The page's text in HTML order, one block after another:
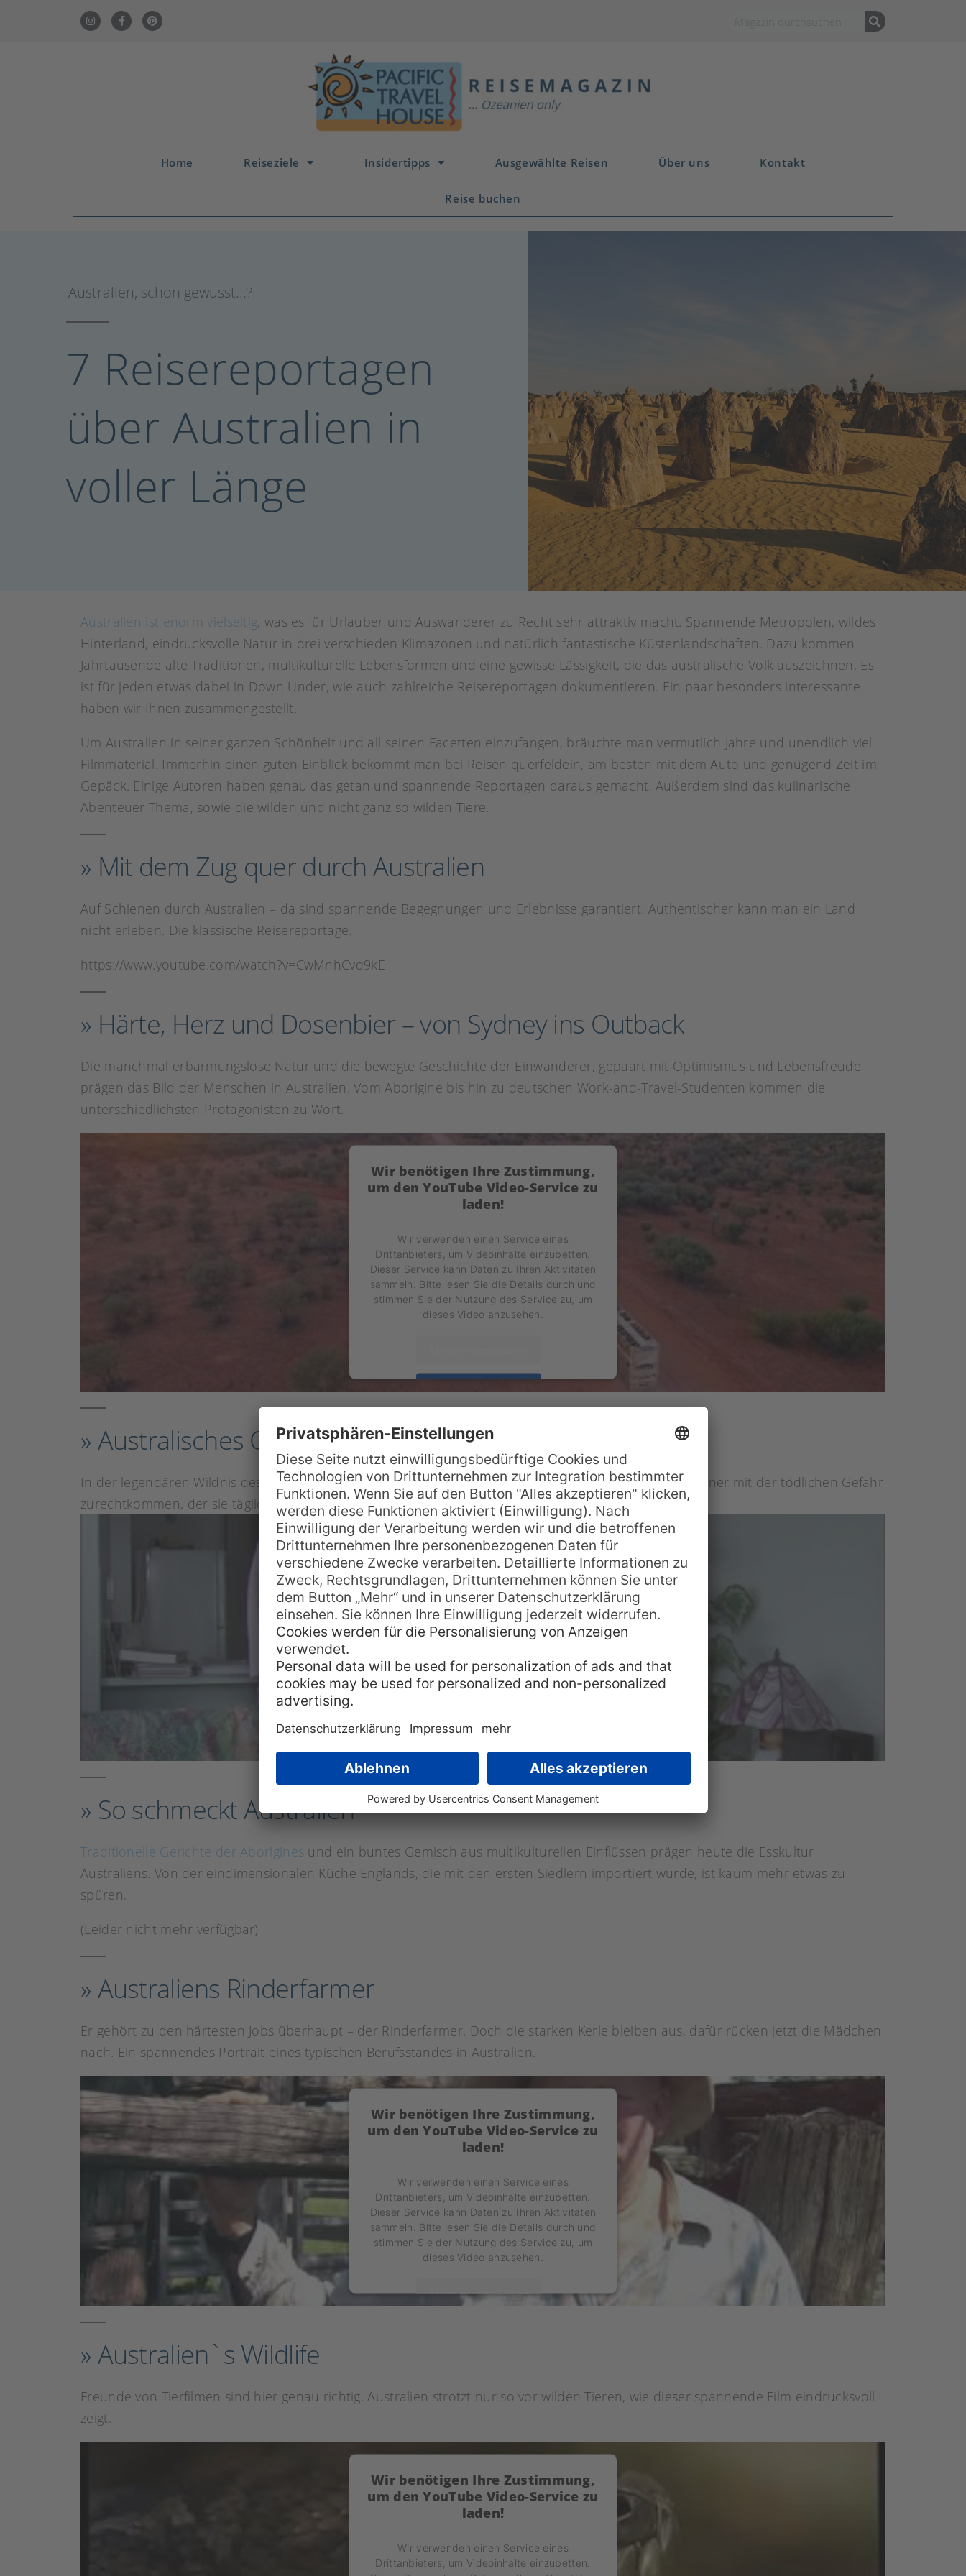
Home Reiseziele Insidertipps Ausgewählte Reisen Über uns Kontakt
Reise buchen
Australien, schon gewusst...?
7 Reisereportagen
über Australien in
voller Länge
Australien ist enorm vielseitig, was es für Urlauber und Auswanderer zu Recht sehr attraktiv macht. Spannende Metropolen, wildes
Hinterland, eindrucksvolle Natur in drei verschieden Klimazonen und natürlich fantastische Küstenlandschaften. Dazu kommen
Jahrtausende alte Traditionen, multikulturelle Lebensformen und eine gewisse Lässigkeit, die das australische Volk auszeichnen. Es
ist für jeden etwas dabei in Down Under, wie auch zahlreiche Reisereportagen dokumentieren. Ein paar besonders interessante
haben wir Ihnen zusammengestellt.
Um Australien in seiner ganzen Schönheit und all seinen Facetten einzufangen, bräuchte man vermutlich Jahre und unendlich viel
Filmmaterial. Immerhin einen guten Einblick bekommt man bei Reisen querfeldein, am besten mit dem Auto und genügend Zeit im
Gepäck. Einige Autoren haben genau das getan und spannende Reportagen daraus gemacht. Außerdem sind das kulinarische
Abenteuer Thema, sowie die wilden und nicht ganz so wilden Tiere.
» Mit dem Zug quer durch Australien
Auf Schienen durch Australien – da sind spannende Begegnungen und Erlebnisse garantiert. Authentischer kann man ein Land
nicht erleben. Die klassische Reisereportage.
https://www.youtube.com/watch?v=CwMnhCvd9kE
» Härte, Herz und Dosenbier – von Sydney ins Outback
Die manchmal erbarmungslose Natur und die bewegte Geschichte der Einwanderer, gepaart mit Optimismus und Lebensfreude
prägen das Bild der Menschen in Australien. Vom Aborigine bis hin zu deutschen Work-and-Travel-Studenten kommen die
unterschiedlichsten Protagonisten zu Wort.
Wir benötigen Ihre Zustimmung,
um den YouTube Video-Service zu
laden!
Wir verwenden einen Service eines
Drittanbieters, um Videoinhalte einzubetten.
Dieser Service kann Daten zu Ihren Aktivitäten
sammeln. Bitte lesen Sie die Details durch und
stimmen Sie der Nutzung des Service zu, um
dieses Video anzusehen.
Platform
» Australisches Outback
In der legendären Wildnis des Outbacks leben unzählige giftige Schlangen und Spinnen. Wie die Bewohner mit der tödlichen Gefahr
zurechtkommen, der sie täglich ausgesetzt sind, erzählt dieser Film.
Wir benötigen Ihre Zustimmung,
um den YouTube Video-Service zu
laden!
Wir verwenden einen Service eines
Drittanbieters, um Videoinhalte einzubetten.
sammeln. Bitte lesen Sie die Details durch und
stimmen Sie der Nutzung des Service zu, um
Mehr Informationen
powered by Usercentrics Consent Management
Platform
» So schmeckt Australien
Traditionelle Gerichte der Aborigines und ein buntes Gemisch aus multikulturellen Einflüssen prägen heute die Esskultur
Australiens. Von der eindimensionalen Küche Englands, die mit den ersten Siedlern importiert wurde, ist kaum mehr etwas zu
spüren.
(Leider nicht mehr verfügbar)
» Australiens Rinderfarmer
Er gehört zu den härtesten Jobs überhaupt – der Rinderfarmer. Doch die starken Kerle bleiben aus, dafür rücken jetzt die Mädchen
nach. Ein spannendes Portrait eines typischen Berufsstandes in Australien.
Wir benötigen Ihre Zustimmung,
um den YouTube Video-Service zu
laden!
Wir verwenden einen Service eines
Drittanbieters, um Videoinhalte einzubetten.
Dieser Service kann Daten zu Ihren Aktivitäten
sammeln. Bitte lesen Sie die Details durch und
stimmen Sie der Nutzung des Service zu, um
dieses Video anzusehen.
Mehr Informationen
» Australien`s Wildlife
Freunde von Tierfilmen sind hier genau richtig. Australien strotzt nur so vor wilden Tieren, wie dieser spannende Film eindrucksvoll
zeigt.
Wir benötigen Ihre Zustimmung,
um den YouTube Video-Service zu
laden!
Wir verwenden einen Service eines
Drittanbieters, um Videoinhalte einzubetten.